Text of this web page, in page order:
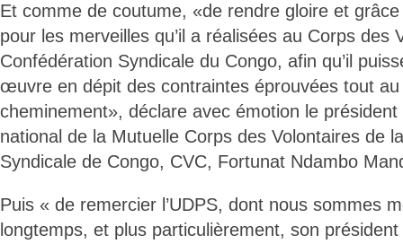
Et comme de coutume, «de rendre gloire et
pour les merveilles qu’il a réalisées au Corps des
Confédération Syndicale du Congo, afin qu’il
œuvre en dépit des contraintes éprouvées tout
cheminement», déclare avec émotion le
national de la Mutuelle Corps des Volontaires de
Syndicale de Congo, CVC, Fortunat Ndambo
Puis « de remercier l’UDPS, dont nous sommes
longtemps, et plus particulièrement, son